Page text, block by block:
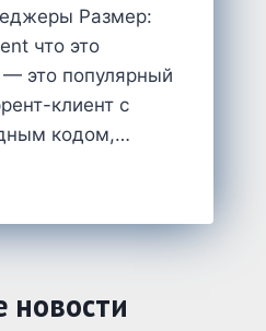
Размер:
что это
это популярный
клиент с
кодом,…
новости